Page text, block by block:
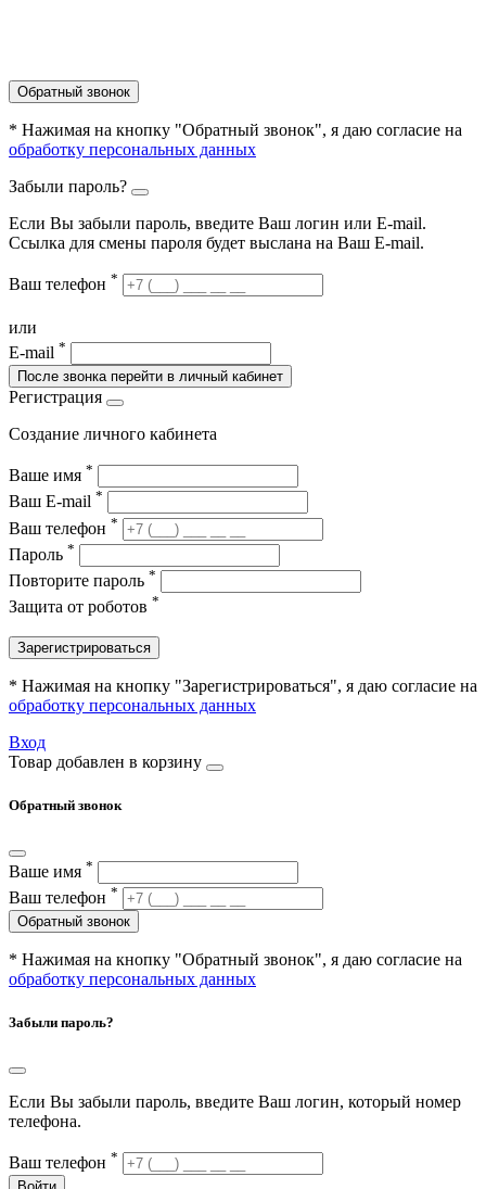
Обратный звонок
* Нажимая на кнопку "Обратный звонок", я даю согласие на
обработку персональных данных
Забыли пароль?
Если Вы забыли пароль, введите Ваш логин или Е-mail.
Ссылка для смены пароля будет выслана на Ваш E-mail.
Ваш телефон *
или
E-mail *
После звонка перейти в личный кабинет
Регистрация
Создание личного кабинета
Ваше имя *
Ваш E-mail *
Ваш телефон *
Пароль *
Повторите пароль *
Защита от роботов *
Зарегистрироваться
* Нажимая на кнопку "Зарегистрироваться", я даю согласие на
обработку персональных данных
Вход
Товар добавлен в корзину
Обратный звонок
Ваше имя *
Ваш телефон *
Обратный звонок
* Нажимая на кнопку "Обратный звонок", я даю согласие на
обработку персональных данных
Забыли пароль?
Если Вы забыли пароль, введите Ваш логин, который номер
телефона.
Ваш телефон *